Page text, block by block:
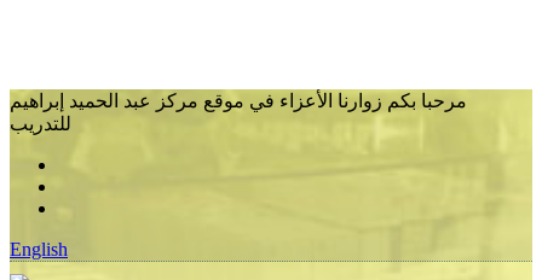
مرحبا بكم زوارنا الأعزاء في موقع مركز عبد الحميد إبراهيم
للتدريب
English